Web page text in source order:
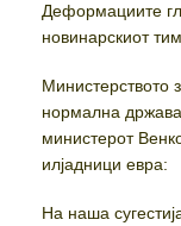
Деформациите
новинарскиот
Министерството
нормална
министерот
илјадници евра:
На наша